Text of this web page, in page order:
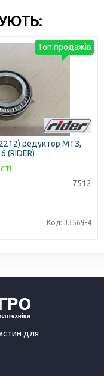
редуктор МТЗ,
(RIDER)
7512
Код: 33569-4
Топ продажів
для